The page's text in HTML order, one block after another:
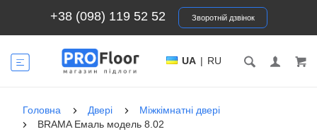
+38 (098) 119 52 52 Зворотній дзвінок
UA | RU
Головна Двері
Міжкімнатні двері
BRAMA Емаль модель 8.02